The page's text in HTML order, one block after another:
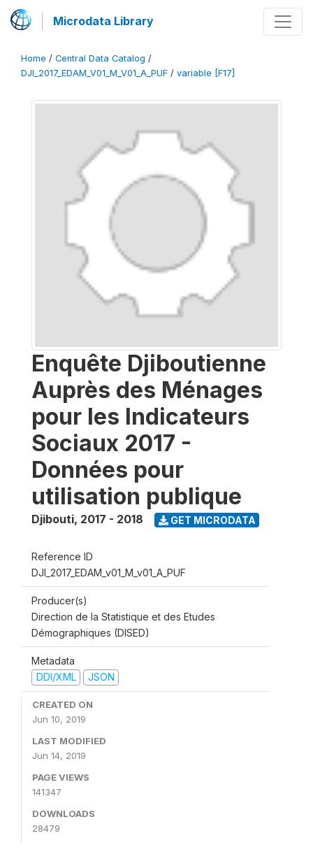
Microdata Library
Home / Central Data Catalog /
DJI_2017_EDAM_V01_M_V01_A_PUF / variable [F17]
Enquête Djiboutienne
Auprès des Ménages
pour les Indicateurs
Sociaux 2017 -
Données pour
utilisation publique
Djibouti, 2017 - 2018 GET MICRODATA
Reference ID
DJI_2017_EDAM_v01_M_v01_A_PUF
Producer(s)
Direction de la Statistique et des Etudes
Démographiques (DISED)
Metadata
DDI/XML
JSON
CREATED ON
Jun 10, 2019
LAST MODIFIED
Jun 14, 2019
PAGE VIEWS
141347
DOWNLOADS
28479